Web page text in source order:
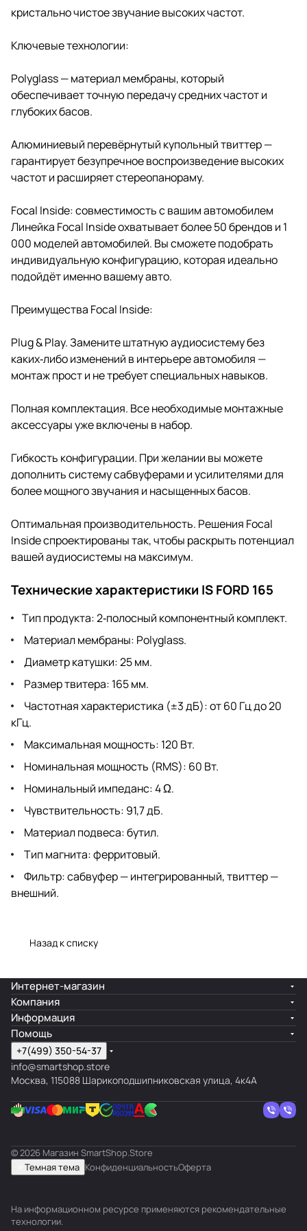
кристально чистое звучание высоких частот.
Ключевые технологии:
Polyglass — материал мембраны, который
обеспечивает точную передачу средних частот и
глубоких басов.
Алюминиевый перевёрнутый купольный твиттер —
гарантирует безупречное воспроизведение высоких
частот и расширяет стереопанораму.
Focal Inside: совместимость с вашим автомобилем
Линейка Focal Inside охватывает более 50 брендов и 1
000 моделей автомобилей. Вы сможете подобрать
индивидуальную конфигурацию, которая идеально
подойдёт именно вашему авто.
Преимущества Focal Inside:
Plug & Play. Замените штатную аудиосистему без
каких‑либо изменений в интерьере автомобиля —
монтаж прост и не требует специальных навыков.
Полная комплектация. Все необходимые монтажные
аксессуары уже включены в набор.
Гибкость конфигурации. При желании вы можете
дополнить систему сабвуферами и усилителями для
более мощного звучания и насыщенных басов.
Оптимальная производительность. Решения Focal
Inside спроектированы так, чтобы раскрыть потенциал
вашей аудиосистемы на максимум.
Технические характеристики IS FORD 165
Тип продукта: 2‑полосный компонентный комплект.
Материал мембраны: Polyglass.
Диаметр катушки: 25 мм.
Размер твитера: 165 мм.
Частотная характеристика (±3 дБ): от 60 Гц до 20
кГц.
Максимальная мощность: 120 Вт.
Номинальная мощность (RMS): 60 Вт.
Номинальный импеданс: 4 Ω.
Чувствительность: 91,7 дБ.
Материал подвеса: бутил.
Тип магнита: ферритовый.
Фильтр: сабвуфер — интегрированный, твиттер —
внешний.
Назад к списку
Интернет-магазин
Компания
Информация
Помощь
+7(499) 350-54-37
info@smartshop.store
Москва, 115088 Шарикоподшипниковская улица, 4к4А
© 2026 Магазин SmartShop.Store
Темная тема КонфиденциальностьОферта
На информационном ресурсе применяются рекомендательные
технологии.